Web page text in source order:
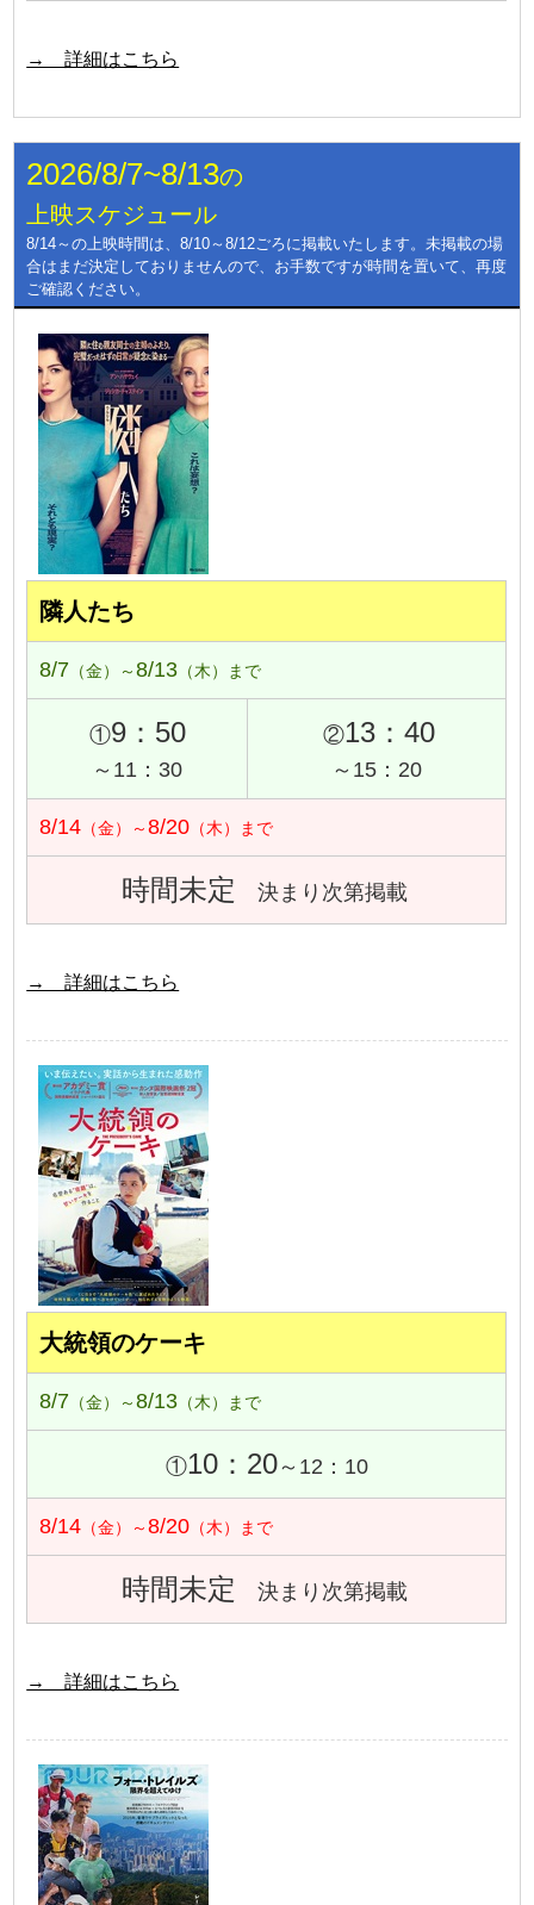
→ 詳細はこちら
2026/8/7~8/13の
上映スケジュール
8/14～の上映時間は、8/10～8/12ごろに掲載いたします。未掲載の場
合はまだ決定しておりませんので、お手数ですが時間を置いて、再度
ご確認ください。
隣人たち
8/7 （金）～8/13 （木）まで
①9：50
～11：30
②13：40
～15：20
8/14 （金）～8/20 （木）まで
時間未定 決まり次第掲載
→ 詳細はこちら
大統領のケーキ
8/7 （金）～8/13 （木）まで
①10：20～12：10
8/14 （金）～8/20 （木）まで
時間未定 決まり次第掲載
→ 詳細はこちら